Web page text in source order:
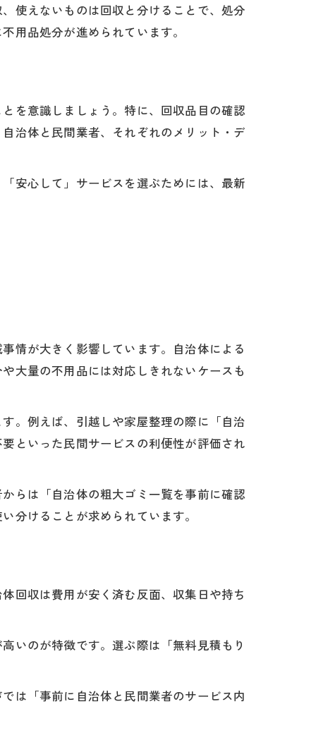
使えないものは回収と分けることで、処分
用品処分が進められています。
を意識しましょう。特に、回収品目の確認
治体と民間業者、それぞれのメリット・デ
安心して」サービスを選ぶためには、最新
情が大きく影響しています。自治体による
大量の不用品には対応しきれないケースも
。例えば、引越しや家屋整理の際に「自治
といった民間サービスの利便性が評価され
らは「自治体の粗大ゴミ一覧を事前に確認
分けることが求められています。
回収は費用が安く済む反面、収集日や持ち
いのが特徴です。選ぶ際は「無料見積もり
は「事前に自治体と民間業者のサービス内